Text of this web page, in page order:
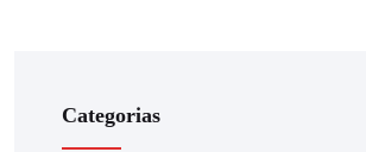
Categorias